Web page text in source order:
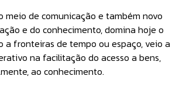
meio de comunicação e também novo
e do conhecimento, domina hoje o
a fronteiras de tempo ou espaço, veio a
na facilitação do acesso a bens,
ao conhecimento.